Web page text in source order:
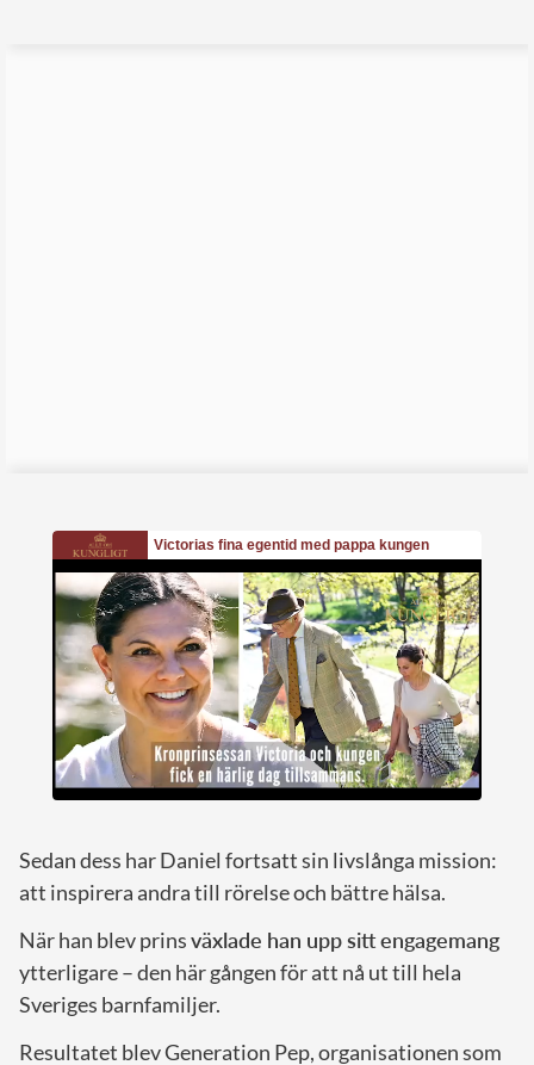
Sedan dess har Daniel fortsatt sin livslånga mission:
att inspirera andra till rörelse och bättre hälsa.
När han blev prinsväxlade han upp sitt engagemang
ytterligare – den här gången för att nå ut till hela
Sveriges barnfamiljer.
Resultatet blev Generation Pep, organisationen som